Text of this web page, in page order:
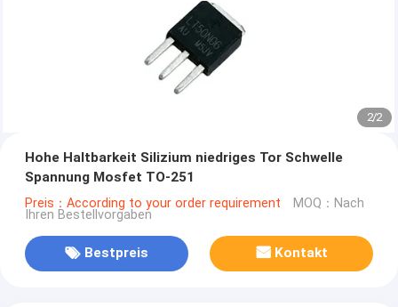
2/2
Hohe Haltbarkeit Silizium niedriges Tor Schwelle
Spannung Mosfet TO-251
Preis：According to your order requirement MOQ：Nach
Ihren Bestellvorgaben
Bestpreis Kontakt